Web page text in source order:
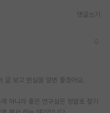
댓글쓰기
글 보고 현실을 알면 좋겠어요.
아니라 좋은 연구실은 정말로 찾기